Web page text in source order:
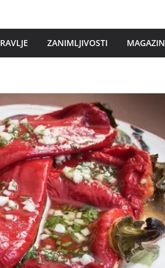
ZANIMLJIVOSTI MAGAZIN